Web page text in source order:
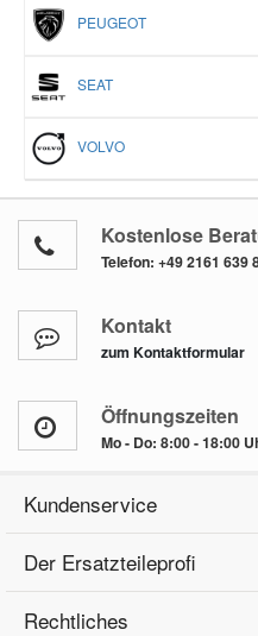
PEUGEOT
SEAT
VOLVO
Kostenlose
Telefon: +49 2161 639
Kontakt
zum Kontaktformular
Öffnungszeiten
Mo - Do: 8:00 - 18:00
Kundenservice
Der Ersatzteileprofi
Rechtliches